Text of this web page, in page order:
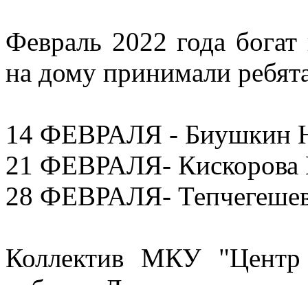
Февраль 2022 года
на дому принимали
14 ФЕВРАЛЯ - Биушкин
21 ФЕВРАЛЯ- Кискорова
28 ФЕВРАЛЯ-
Коллектив МКУ "Центр